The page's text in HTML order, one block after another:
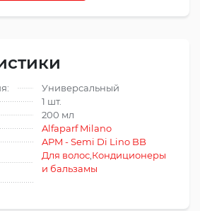
Универсальный
1 шт.
200 мл
Alfaparf Milano
APM - Semi Di Lino BB
Для волос,Кондиционеры
и бальзамы